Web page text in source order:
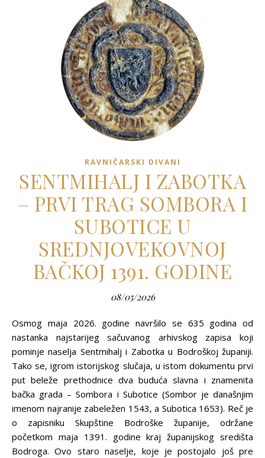
RAVNIČARSKI DIVANI
SENTMIHALJ I ZABOTKA
– PRVI TRAG SOMBORA I
SUBOTICE U
SREDNJOVEKOVNOJ
BAČKOJ 1391. GODINE
08/05/2026
Osmog maja 2026. godine navršilo se 635 godina od
nastanka najstarijeg sačuvanog arhivskog zapisa koji
pominje naselja Sentmihalj i Zabotka u Bodroškoj županiji.
Tako se, igrom istorijskog slučaja, u istom dokumentu prvi
put beleže prethodnice dva buduća slavna i znamenita
bačka grada – Sombora i Subotice (Sombor je današnjim
imenom najranije zabeležen 1543, a Subotica 1653). Reč je
o zapisniku Skupštine Bodroške županije, održane
početkom maja 1391. godine kraj županijskog središta
Bodroga. Ovo staro naselje, koje je postojalo još pre